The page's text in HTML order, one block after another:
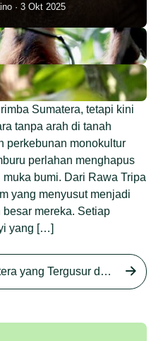
3 Okt 2025
Tripa
27 Agu 2025
Sumatera, tetapi kini
tanpa arah di tanah
perkebunan monokultur
perlahan menghapus
bumi. Dari Rawa Tripa
yang menyusut menjadi
mereka. Setiap
yang […]
Kisah Orangutan Sumatera yang Tergusur dari Rumah Sendiri series